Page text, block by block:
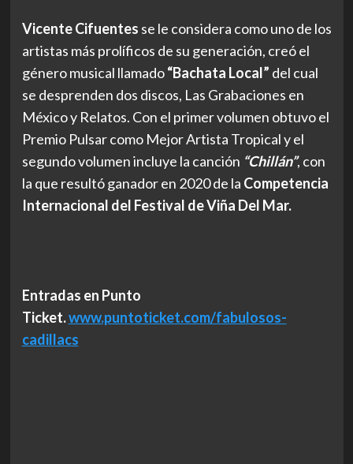
Vicente Cifuentes se le considera como uno de los
artistas más prolíficos de su generación, creó el
género musical llamado“Bachata Local” del cual
se desprenden dos discos, Las Grabaciones en
México y Relatos. Con el primer volumen obtuvo el
Premio Pulsar como Mejor Artista Tropical y el
segundo volumen incluye la canción “Chillán”, con
la que resultó ganador en 2020 de la Competencia
Internacional del Festival de Viña Del Mar.
Entradas en Punto
Ticket.www.puntoticket.com/fabulosos-
cadillacs